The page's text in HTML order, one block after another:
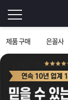
제품 구매 은꼴사
그
인
이
로